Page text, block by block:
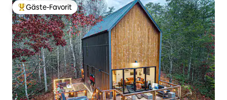
Beliebter Gäste-Favorit.
Gäste-Favorit